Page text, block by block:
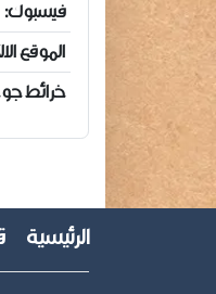
فيسبوك:
الموقع
خرائط
الرئيسية